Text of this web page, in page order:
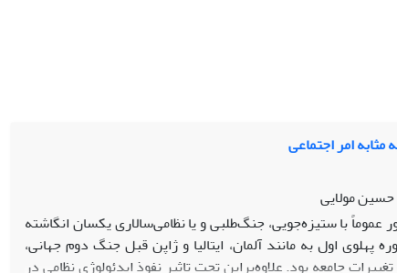
مثابه امر اجتماعی
حسین مولایی
با ستیزه‌جویی، جنگ‌طلبی و یا نظامی‌سالاری یکسان انگاشته
اول به مانند آلمان، ایتالیا و ژاپن قبل جنگ دوم جهانی،
جامعه بود. علاوه‌براین تحت تاثیر نفوذ ایدئولوژی نظامی در